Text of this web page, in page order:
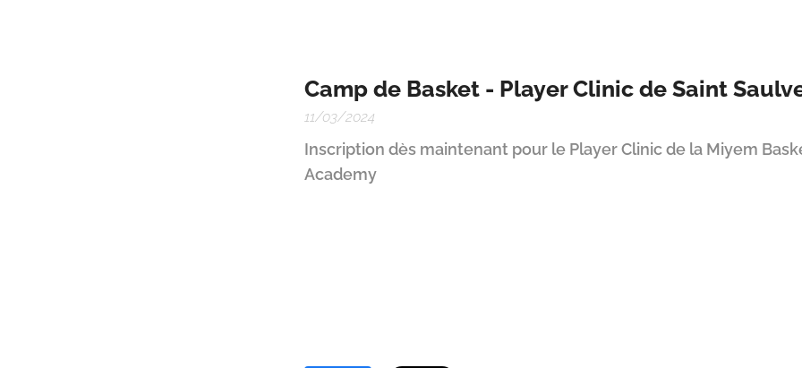
Camp de Basket - Player Clinic de Saint
11/03/2024
Inscription dès maintenant pour le Player Clinic de la Miyem
Academy